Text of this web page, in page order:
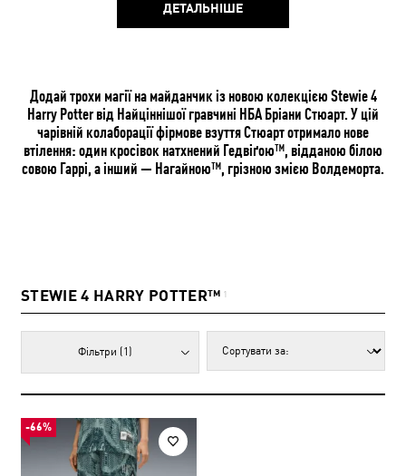
ДЕТАЛЬНІШЕ
Додай трохи магії на майданчик із новою колекцією Stewie 4
Harry Potter від Найціннішої гравчині НБА Бріани Стюарт. У цій
чарівній колаборації фірмове взуття Стюарт отримало нове
втілення: один кросівок натхнений Гедвіґою™, відданою білою
совою Гаррі, а інший — Нагайною™, грізною змією Волдеморта.
STEWIE 4 HARRY POTTER™ 1
Фільтри (1)
-66%